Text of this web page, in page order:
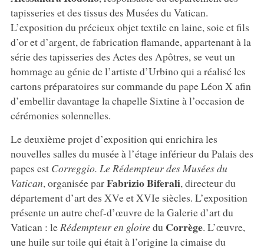
tapisseries et des tissus des Musées du Vatican.
L’exposition du précieux objet textile en laine, soie et fils
d’or et d’argent, de fabrication flamande, appartenant à la
série des tapisseries des Actes des Apôtres, se veut un
hommage au génie de l’artiste d’Urbino qui a réalisé les
cartons préparatoires sur commande du pape Léon X afin
d’embellir davantage la chapelle Sixtine à l’occasion de
cérémonies solennelles.
Le deuxième projet d’exposition qui enrichira les
nouvelles salles du musée à l’étage inférieur du Palais des
papes est Correggio. Le Rédempteur des Musées du
Vatican, organisée parFabrizioBiferali, directeur du
département d’art des XVe et XVIe siècles. L’exposition
présente un autre chef-d’œuvre de la Galerie d’art du
Vatican : le Rédempteur en gloiredu Corrège. L’œuvre,
une huile sur toile qui était à l’origine la cimaise du